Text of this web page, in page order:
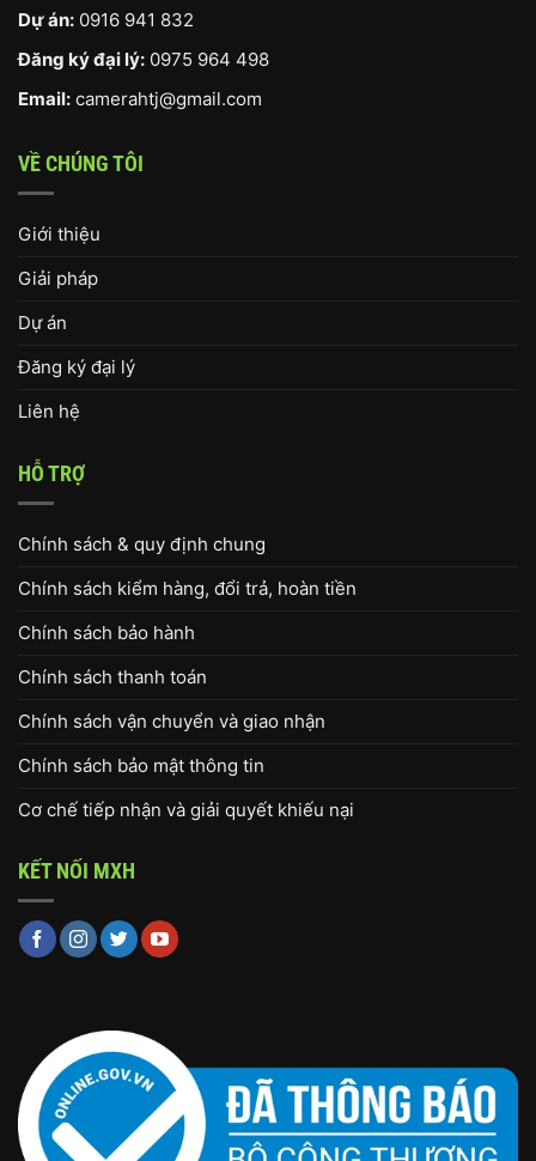
Dự án: 0916 941 832
Đăng ký đại lý: 0975 964 498
Email: camerahtj@gmail.com
VỀ CHÚNG TÔI
Giới thiệu
Giải pháp
Dự án
Đăng ký đại lý
Liên hệ
HỖ TRỢ
Chính sách & quy định chung
Chính sách kiểm hàng, đổi trả, hoàn tiền
Chính sách bảo hành
Chính sách thanh toán
Chính sách vận chuyển và giao nhận
Chính sách bảo mật thông tin
Cơ chế tiếp nhận và giải quyết khiếu nại
KẾT NỐI MXH